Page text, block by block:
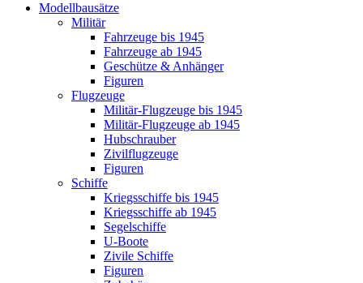
Modellbausätze
Militär
Fahrzeuge bis 1945
Fahrzeuge ab 1945
Geschütze & Anhänger
Figuren
Flugzeuge
Militär-Flugzeuge bis 1945
Militär-Flugzeuge ab 1945
Hubschrauber
Zivilflugzeuge
Figuren
Schiffe
Kriegsschiffe bis 1945
Kriegsschiffe ab 1945
Segelschiffe
U-Boote
Zivile Schiffe
Figuren